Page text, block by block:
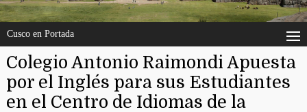
Cusco en Portada
Colegio Antonio Raimondi Apuesta
por el Inglés para sus Estudiantes
en el Centro de Idiomas de la